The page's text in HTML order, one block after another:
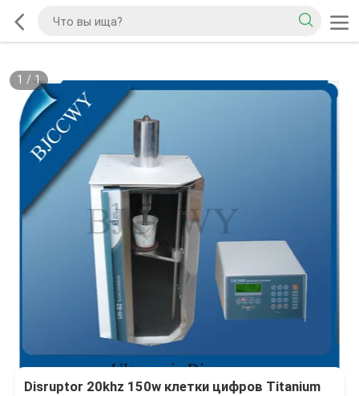
1 / 1
Disruptor 20khz 150w клетки цифров Titanium